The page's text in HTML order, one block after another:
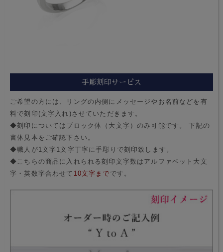
手彫刻印サービス
ご希望の方には、リングの内側にメッセージやお名前などを有
料で刻印(文字入れ)させていただきます。
◆刻印についてはブロック体（大文字）のみ可能です。 下記の
書体見本をご確認下さい。
◆職人が1文字1文字丁寧に手彫りで刻印致します。
◆こちらの商品に入れられる刻印文字数はアルファベット大文
字・英数字合わせて 10文字まで です。